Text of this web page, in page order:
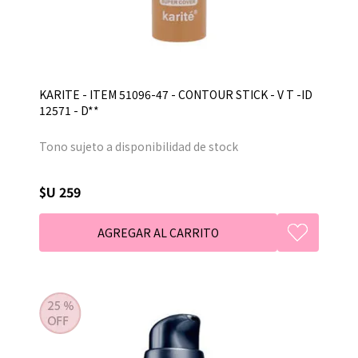
KARITE - ITEM 51096-47 - CONTOUR STICK - V T -ID
12571 - D**
Tono sujeto a disponibilidad de stock
$U 259